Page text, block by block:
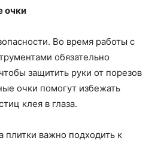
очки
Во время работы с
обязательно
защитить руки от порезов
очки помогут избежать
клея в глаза.
важно подходить к